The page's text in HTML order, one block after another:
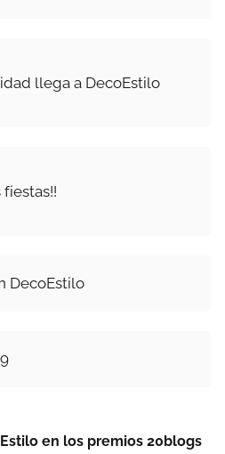
llega a DecoEstilo
fiestas!!
DecoEstilo
en los premios 20blogs